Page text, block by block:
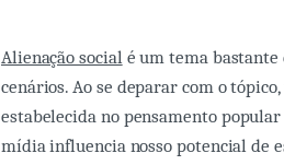
Alienação socialé um tema bastante
cenários. Ao se deparar com o
estabelecida no pensamento
mídia influencia nosso potencial de